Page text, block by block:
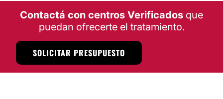
No
Contactá con centros Verificados que
puedan ofrecerte el tratamiento.
SOLICITAR PRESUPUESTO